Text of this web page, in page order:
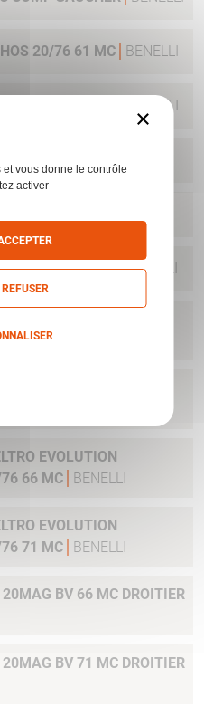
20/76 61 MC BENELLI
BENELLI
BENELLI
AUTO RAFFAELLO BLACK 20/76 71 MC BENELLI
66 MC
BENELLI
71 MC
BENELLI
BV 66 MC DROITIER
BV 71 MC DROITIER
×
vous donne le contrôle
activer